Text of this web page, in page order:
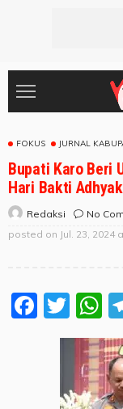
FOKUS JURNAL
Bupati Karo Beri
Hari Bakti
Redaksi
No
posted on Jul. 23, 2024